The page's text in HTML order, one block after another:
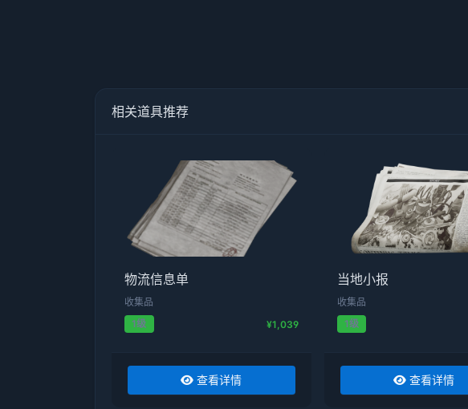
相关道具推荐
物流信息单
收集品
1级
¥1,039
查看详情
当地小报
收集品
1级
查看详情